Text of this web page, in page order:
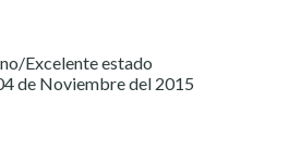
Excelente estado
de Noviembre del 2015